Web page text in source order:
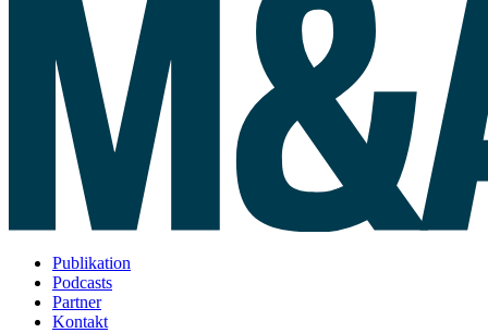
Publikation
Podcasts
Partner
Kontakt